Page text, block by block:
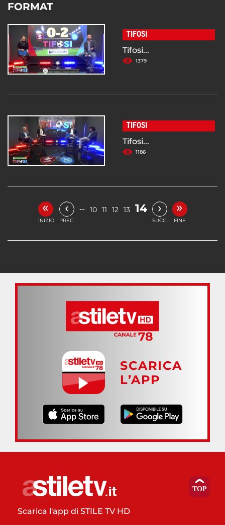
FORMAT
TIFOSI
Tifosi...
1379
TIFOSI
Tifosi...
1186
«
INIZIO
‹
PREC.
… 10 11 12 13 14 ›
SUCC.
»
FINE
SCARICA
L’APP
Scarica l'app di STILE TV HD